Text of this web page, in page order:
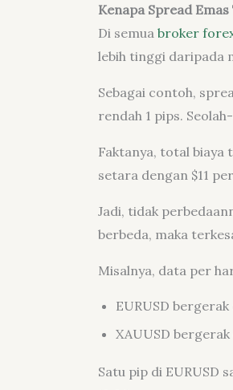
Kenapa Spread
Di semua broker
lebih tinggi daripada
Sebagai contoh,
rendah 1 pips.
Faktanya, total biaya
setara dengan $11
Jadi, tidak
berbeda, maka
Misalnya, data per
EURUSD bergerak
XAUUSD bergerak
Satu pip di EURUSD